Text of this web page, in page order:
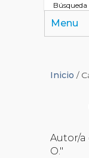
Menu
Inicio /
Autor/a
O."